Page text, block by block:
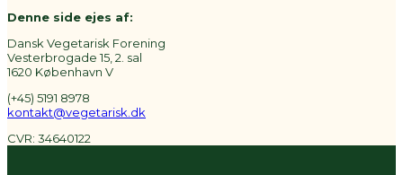
Denne side ejes af:
Dansk Vegetarisk Forening
Vesterbrogade 15, 2. sal
1620 København V
(+45) 5191 8978
kontakt@vegetarisk.dk
CVR: 34640122